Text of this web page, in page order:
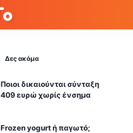
Δες ακόμα
Ποιοι δικαιούνται σύνταξη
409 ευρώ χωρίς ένσημα
Frozen yogurt ή παγωτό;